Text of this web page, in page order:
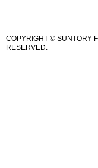
COPYRIGHT © SUNTORY
RESERVED.